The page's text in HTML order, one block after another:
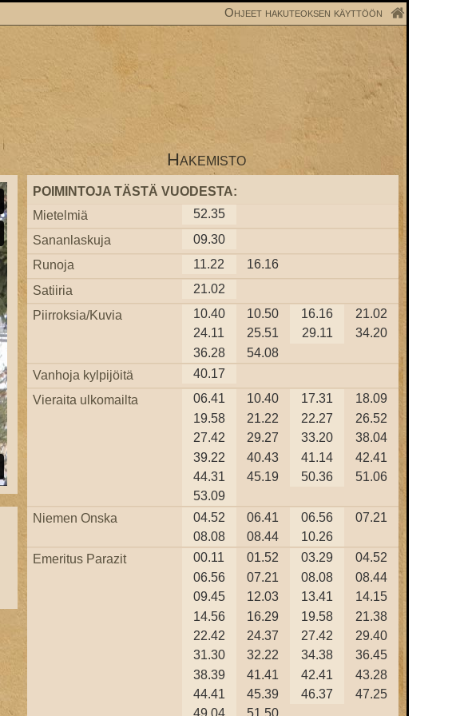
Ohjeet hakuteoksen käyttöön
Hakemisto
POIMINTOJA TÄSTÄ VUODESTA:
Mietelmiä
52.35
Sananlaskuja
09.30
Runoja
11.22
16.16
Satiiria
21.02
Piirroksia/Kuvia
10.40 10.50 16.16
21.02
24.11
25.51 29.11
34.20
36.28
54.08
Vanhoja kylpijöitä
40.17
Vieraita ulkomailta
06.41 10.40 17.31
18.09
19.58
21.22 22.27
26.52
27.42
29.27 33.20
38.04
39.22
40.43 41.14
42.41
44.31
45.19 50.36
51.06
53.09
Niemen Onska
04.52 06.41 06.56
07.21
08.08
08.44
10.26
Emeritus Parazit
00.11 01.52 03.29
04.52
06.56
07.21 08.08
08.44
09.45
12.03 13.41
14.15
14.56
16.29 19.58
21.38
22.42
24.37 27.42
29.40
31.30
32.22 34.38
36.45
38.39
41.41 42.41
43.28
44.41
45.39 46.37
47.25